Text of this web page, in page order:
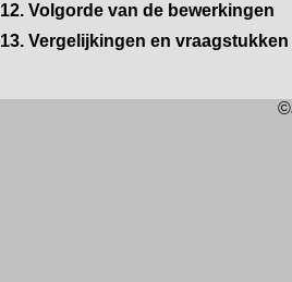
12. Volgorde van de bewerkingen
13. Vergelijkingen en vraagstukken